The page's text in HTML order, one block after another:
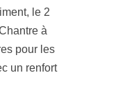
le 2
à
pour les
un renfort